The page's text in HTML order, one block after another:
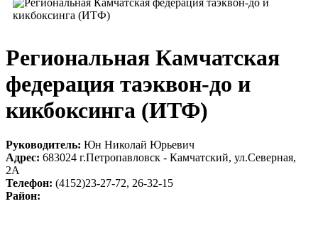
Региональная Камчатская
федерация таэквон-до и
кикбоксинга (ИТФ)
Руководитель: Юн Николай Юрьевич
Адрес: 683024 г.Петропавловск - Камчатский, ул.Северная,
2А
Телефон: (4152)23-27-72, 26-32-15
Район: